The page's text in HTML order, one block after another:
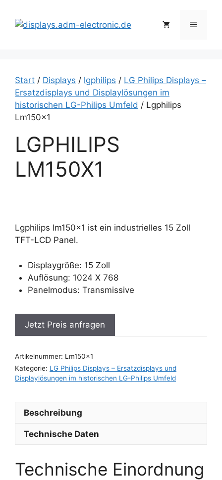
Inhalt
springen
Menü
Start / Displays / lgphilips / LG Philips Displays –
Ersatzdisplays und Displaylösungen im
historischen LG-Philips Umfeld / Lgphilips
Lm150x1
LGPHILIPS
LM150X1
Lgphilips lm150x1 ist ein industrielles 15 Zoll
TFT-LCD Panel.
Displaygröße: 15 Zoll
Auflösung: 1024 X 768
Panelmodus: Transmissive
Jetzt Preis anfragen
Artikelnummer: Lm150x1
Kategorie: LG Philips Displays – Ersatzdisplays und
Displaylösungen im historischen LG-Philips Umfeld
Beschreibung
Technische Daten
Technische Einordnung